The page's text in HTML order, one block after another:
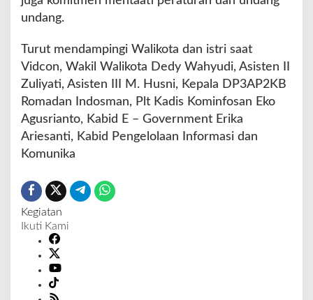
undang.
Turut mendampingi Walikota dan istri saat
Vidcon, Wakil Walikota Dedy Wahyudi, Asisten II
Zuliyati, Asisten III M. Husni, Kepala DP3AP2KB
Romadan Indosman, Plt Kadis Kominfosan Eko
Agusrianto, Kabid E – Government Erika
Ariesanti, Kabid Pengelolaan Informasi dan
Komunika
Kegiatan
Ikuti Kami